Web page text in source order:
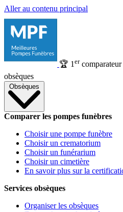
Aller au contenu principal
🏆 1 ercomparateur
obsèques
Obsèques
Comparer les pompes funèbres
Choisir une pompe funèbre
Choisir un crematorium
Choisir un funérarium
Choisir un cimetière
En savoir plus sur la
Services obsèques
Organiser les obsèques